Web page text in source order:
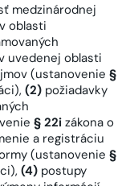
medzinárodnej
oblasti
uvedenej oblasti
(ustanovenie §
(2) požiadavky
§ 22i zákona o
a registráciu
(ustanovenie §
(4) postupy